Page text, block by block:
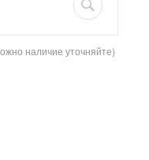
наличие уточняйте)